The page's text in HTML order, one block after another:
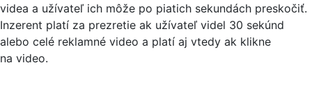
videa a užívateľ ich môže po piatich sekundách preskočiť.
Inzerent platí za prezretie ak užívateľ videl 30 sekúnd
alebo celé reklamné video a platí aj vtedy ak klikne
na video.